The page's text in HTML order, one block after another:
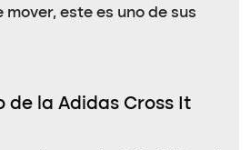
este es uno de sus
de la Adidas Cross It